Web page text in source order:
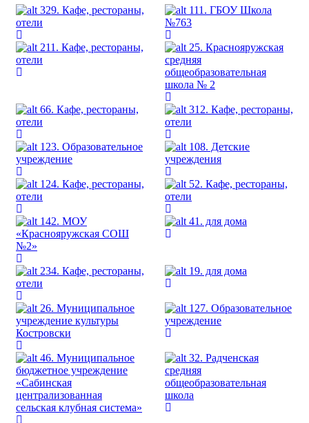
329. Кафе, рестораны,
отели
111. ГБОУ Школа
№763
211. Кафе, рестораны,
отели
25. Краснояружская
средняя
общеобразовательная
школа № 2
66. Кафе, рестораны,
отели
312. Кафе, рестораны,
отели
123. Образовательное
учреждение
108. Детские
учреждения
124. Кафе, рестораны,
отели
52. Кафе, рестораны,
отели
142. МОУ
«Краснояружская СОШ
№2»
41. для дома
234. Кафе, рестораны,
отели
19. для дома
26. Муниципальное
учреждение культуры
Костровски
127. Образовательное
учреждение
46. Муниципальное
бюджетное учреждение
«Сабинская
централизованная
сельская клубная система»
32. Радченская
средняя
общеобразовательная
школа